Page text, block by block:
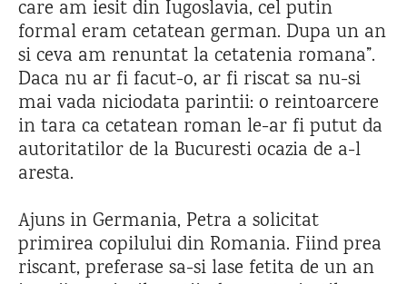
care am iesit din Iugoslavia, cel putin
formal eram cetatean german. Dupa un an
si ceva am renuntat la cetatenia romana”.
Daca nu ar fi facut-o, ar fi riscat sa nu-si
mai vada niciodata parintii: o reintoarcere
in tara ca cetatean roman le-ar fi putut da
autoritatilor de la Bucuresti ocazia de a-l
aresta.
Ajuns in Germania, Petra a solicitat
primirea copilului din Romania. Fiind prea
riscant, preferase sa-si lase fetita de un an